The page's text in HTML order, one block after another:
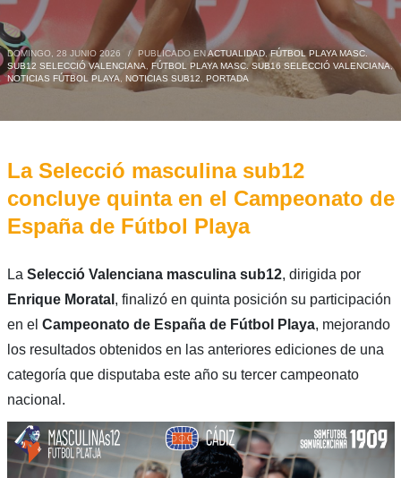
DOMINGO, 28 JUNIO 2026 / PUBLICADO ENACTUALIDAD,FÚTBOL PLAYA MASC.
SUB12 SELECCIÓ VALENCIANA
FÚTBOL PLAYA MASC. SUB16 SELECCIÓ VALENCIANA,
NOTICIAS FÚTBOL PLAYA
NOTICIAS SUB12 PORTADA
La Selecció masculina sub12
concluye quinta en el Campeonato de
España de Fútbol Playa
La Selecció Valenciana masculina sub12, dirigida por
Enrique Moratal , finalizó en quinta posición su participación
en el Campeonato de España de Fútbol Playa, mejorando
los resultados obtenidos en las anteriores ediciones de una
categoría que disputaba este año su tercer campeonato
nacional.